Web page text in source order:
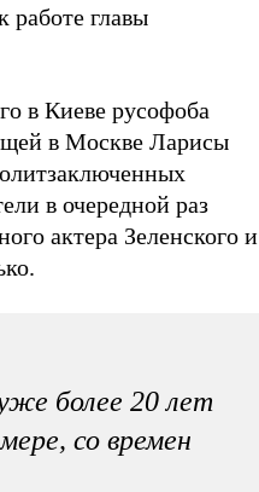
работе главы
в Киеве русофоба
в Москве Ларисы
в очередной раз
актера Зеленского и
более 20 лет
со времен